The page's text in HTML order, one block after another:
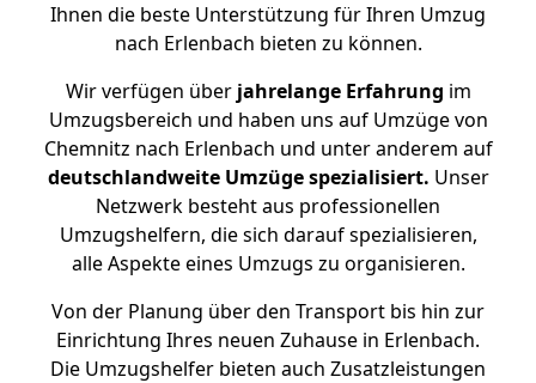
Ihnen die beste Unterstützung für Ihren Umzug
nach Erlenbach bieten zu können.
Wir verfügen überjahrelange Erfahrung im
Umzugsbereich und haben uns auf Umzüge von
Chemnitz nach Erlenbach und unter anderem auf
deutschlandweite Umzüge spezialisiert. Unser
Netzwerk besteht aus professionellen
Umzugshelfern, die sich darauf spezialisieren,
alle Aspekte eines Umzugs zu organisieren.
Von der Planung über den Transport bis hin zur
Einrichtung Ihres neuen Zuhause in Erlenbach.
Die Umzugshelfer bieten auch Zusatzleistungen